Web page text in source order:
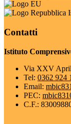
Contatti
Istituto
Via XXV
Tel: 0362 924
Email:
PEC:
C.F.: